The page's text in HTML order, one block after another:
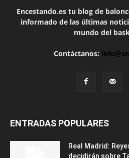
Encestando.es tu blog de
informado de las últimas
mundo del
Contáctanos:
ENTRADAS POPULARES
Real Madrid:
decidirán sobre